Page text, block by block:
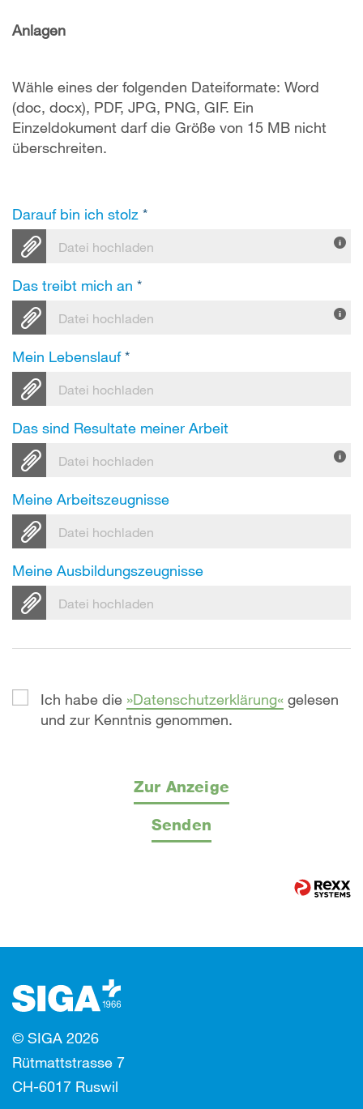
Anlagen
Wähle eines der folgenden Dateiformate: Word
(doc, docx), PDF, JPG, PNG, GIF. Ein
Einzeldokument darf die Größe von 15 MB nicht
überschreiten.
Darauf bin ich stolz *
Datei hochladen
Das treibt mich an *
Datei hochladen
Mein Lebenslauf*
Datei hochladen
Das sind Resultate meiner Arbeit
Datei hochladen
Meine Arbeitszeugnisse
Datei hochladen
Meine Ausbildungszeugnisse
Datei hochladen
Ich habe die Datenschutzerklärung gelesen
und zur Kenntnis genommen.
Zur Anzeige
Senden
© SIGA 2026
Rütmattstrasse 7
CH-6017 Ruswil